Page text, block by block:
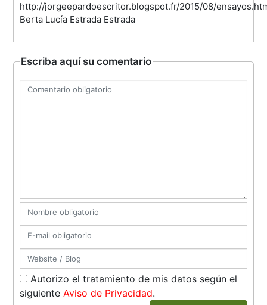
http://jorgeepardoescritor.blogspot.fr/2015/08/
Berta Lucía Estrada Estrada
Escriba aquí su comentario
Autorizo el tratamiento de mis datos según el
siguienteAviso de Privacidad.